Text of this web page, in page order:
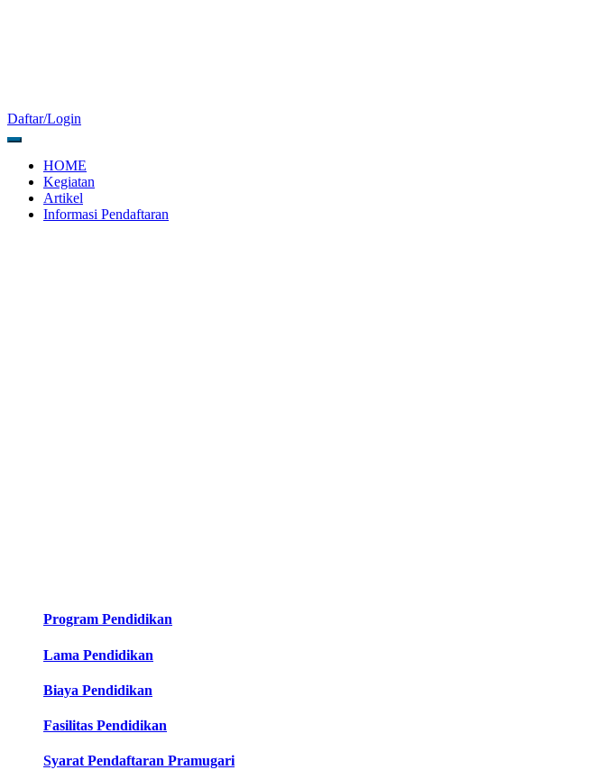
Daftar/Login
HOME
Kegiatan
Artikel
Informasi Pendaftaran
Program Pendidikan
Lama Pendidikan
Biaya Pendidikan
Fasilitas Pendidikan
Syarat Pendaftaran Pramugari